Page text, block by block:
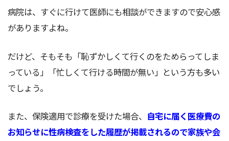
病院は、すぐに行けて医師にも相談ができますので安心感
がありますよね。
だけど、そもそも「恥ずかしくて行くのをためらってしま
っている」「忙しくて行ける時間が無い」という方も多い
でしょう。
また、保険適用で診療を受けた場合、 自宅に届く医療費の
お知らせに性病検査をした履歴が掲載されるので家族や会